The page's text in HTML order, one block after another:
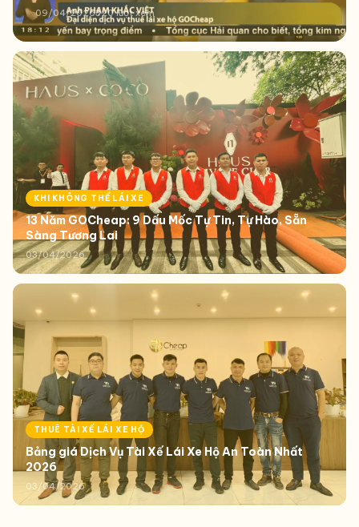
09/04/2026320 lượt xem
KHI KHÔNG THỂ LÁI XE
13 Năm GOCheap: 9 Dấu Mốc Tự Tin, Tự Hào, Sẵn
Sàng Tương Lai
03/04/2026
THUÊ TÀI XẾ LÁI XE HỘ
Bảng giá Dịch Vụ Tài Xế Lái Xe Hộ An Toàn Nhất
2026
03/04/2026